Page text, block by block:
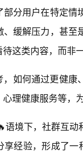
部分用户在特定
缓解压力，甚
这类内容，而非
如何通过更健康
理健康服务等，
语境下，社群互
经验，形成了